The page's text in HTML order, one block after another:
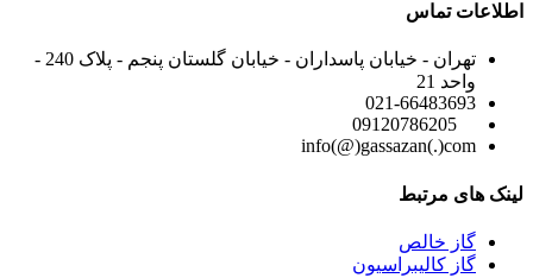
اطلاعات تماس
تهران - خیابان پاسداران - خیابان گلستان پنجم - پلاک 240 -
واحد 21
021-66483693
info(@)gassazan(.)com
لینک های مرتبط
گاز خالص
گاز کالیبراسیون